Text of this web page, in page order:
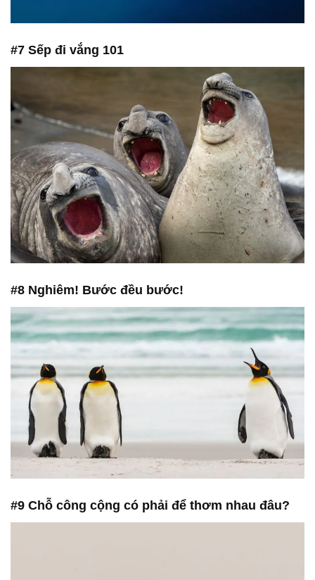
#7 Sếp đi vắng 101
#8 Nghiêm! Bước đều bước!
#9 Chỗ công cộng có phải để thơm nhau đâu?